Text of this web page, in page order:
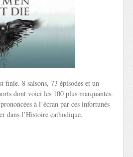
finie. 8 saisons, 73 épisodes et un
dont voici les 100 plus marquantes.
à l’écran par ces infortunés
dans l’Histoire cathodique.